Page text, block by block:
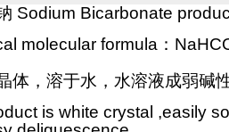
Sodium Bicarbonate
molecular formula ：
体，溶于水，水溶液成弱碱
is white crystal ,easily